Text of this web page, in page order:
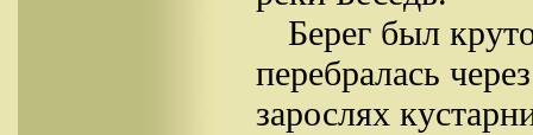
Берег был
перебралась
зарослях